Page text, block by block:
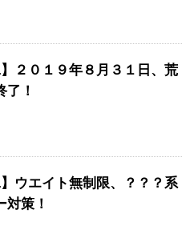
】２０１９年８月３１日、荒
了！
】ウエイト無制限、？？？系
対策！